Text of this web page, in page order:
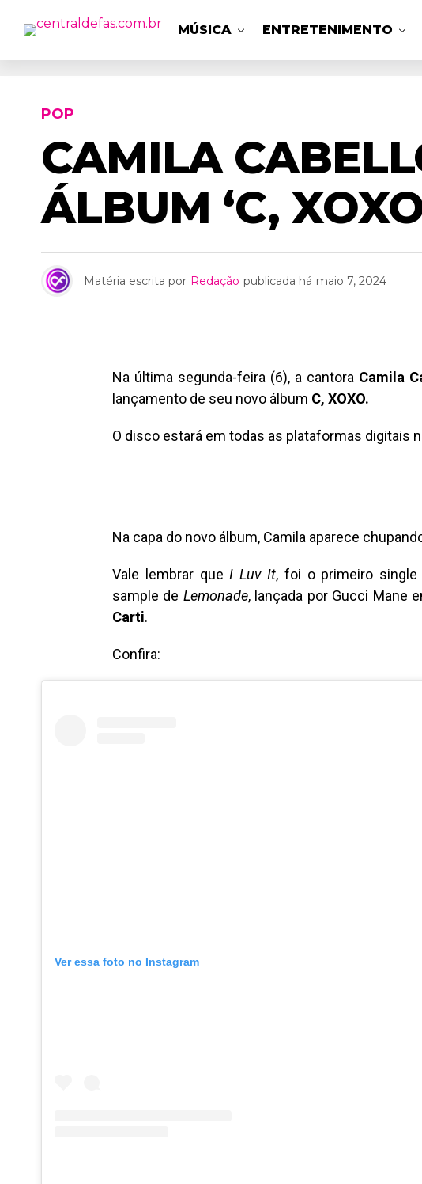
MÚSICA ENTRETENIMENTO
POP
CAMILA
ÁLBUM ‘C,
Matéria escrita por Redação publicada há maio 7, 2024
Na última segunda-feira (6), a cantora Camila
lançamento de seu novo álbum C, XOXO.
O disco estará em todas as plataformas digitais
Na capa do novo álbum, Camila aparece
Vale lembrar queI Luv It, foi o primeiro
sample de Lemonade, lançada por Gucci Mane
Carti.
Confira:
Ver essa foto no Instagram